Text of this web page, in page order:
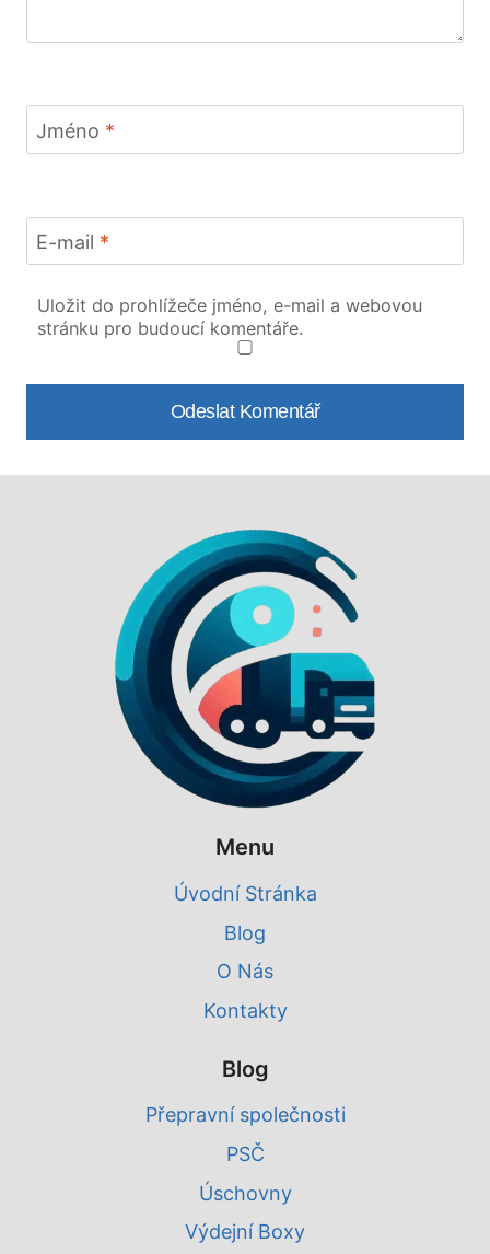
Jméno *
E-mail *
Uložit do prohlížeče jméno, e-mail a webovou
stránku pro budoucí komentáře.
Menu
Úvodní Stránka
Blog
O Nás
Kontakty
Blog
Přepravní společnosti
PSČ
Úschovny
Výdejní Boxy